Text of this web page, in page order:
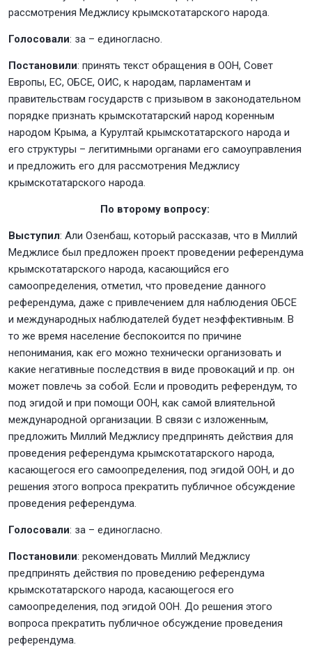
рассмотрения Меджлису крымскотатарского народа.
Голосовали: за – единогласно.
Постановили: принять текст обращения в ООН, Совет
Европы, ЕС, ОБСЕ, ОИС, к народам, парламентам и
правительствам государств с призывом в законодательном
порядке признать крымскотатарский народ коренным
народом Крыма, а Курултай крымскотатарского народа и
его структуры – легитимными органами его самоуправления
и предложить его для рассмотрения Меджлису
крымскотатарского народа.
По второму вопросу:
Выступил: Али Озенбаш, который рассказав, что в Миллий
Меджлисе был предложен проект проведении референдума
крымскотатарского народа, касающийся его
самоопределения, отметил, что проведение данного
референдума, даже с привлечением для наблюдения ОБСЕ
и международных наблюдателей будет неэффективным. В
то же время население беспокоится по причине
непонимания, как его можно технически организовать и
какие негативные последствия в виде провокаций и пр. он
может повлечь за собой. Если и проводить референдум, то
под эгидой и при помощи ООН, как самой влиятельной
международной организации. В связи с изложенным,
предложить Миллий Меджлису предпринять действия для
проведения референдума крымскотатарского народа,
касающегося его самоопределения, под эгидой ООН, и до
решения этого вопроса прекратить публичное обсуждение
проведения референдума.
Голосовали: за – единогласно.
Постановили: рекомендовать Миллий Меджлису
предпринять действия по проведению референдума
крымскотатарского народа, касающегося его
самоопределения, под эгидой ООН. До решения этого
вопроса прекратить публичное обсуждение проведения
референдума.